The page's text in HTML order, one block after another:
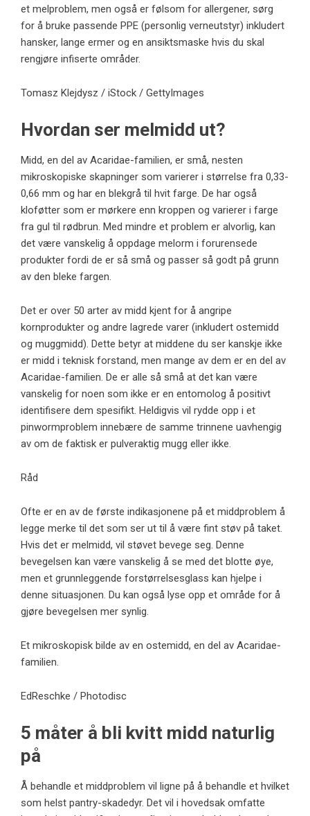
et melproblem, men også er følsom for allergener, sørg
for å bruke passende PPE (personlig verneutstyr) inkludert
hansker, lange ermer og en ansiktsmaske hvis du skal
rengjøre infiserte områder.
Tomasz Klejdysz / iStock / GettyImages
Hvordan ser melmidd ut?
Midd, en del av Acaridae-familien, er små, nesten
mikroskopiske skapninger som varierer i størrelse fra 0,33-
0,66 mm og har en blekgrå til hvit farge. De har også
kloføtter som er mørkere enn kroppen og varierer i farge
fra gul til rødbrun. Med mindre et problem er alvorlig, kan
det være vanskelig å oppdage melorm i forurensede
produkter fordi de er så små og passer så godt på grunn
av den bleke fargen.
Det er over 50 arter av midd kjent for å angripe
kornprodukter og andre lagrede varer (inkludert ostemidd
og muggmidd). Dette betyr at middene du ser kanskje ikke
er midd i teknisk forstand, men mange av dem er en del av
Acaridae-familien. De er alle så små at det kan være
vanskelig for noen som ikke er en entomolog å positivt
identifisere dem spesifikt. Heldigvis vil rydde opp i et
pinwormproblem innebære de samme trinnene uavhengig
av om de faktisk er pulveraktig mugg eller ikke.
Råd
Ofte er en av de første indikasjonene på et middproblem å
legge merke til det som ser ut til å være fint støv på taket.
Hvis det er melmidd, vil støvet bevege seg. Denne
bevegelsen kan være vanskelig å se med det blotte øye,
men et grunnleggende forstørrelsesglass kan hjelpe i
denne situasjonen. Du kan også lyse opp et område for å
gjøre bevegelsen mer synlig.
Et mikroskopisk bilde av en ostemidd, en del av Acaridae-
familien.
EdReschke / Photodisc
5 måter å bli kvitt midd naturlig
på
Å behandle et middproblem vil ligne på å behandle et hvilket
som helst pantry-skadedyr. Det vil i hovedsak omfatte